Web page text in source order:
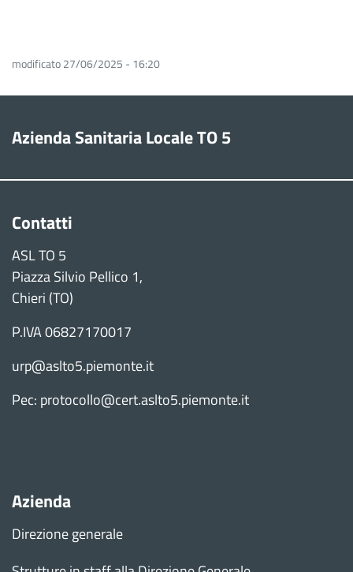
modificato 27/06/2025 - 16:20
Azienda Sanitaria Locale TO 5
Contatti
ASL TO 5
Piazza Silvio Pellico 1,
Chieri (TO)
P.IVA 06827170017
urp@aslto5.piemonte.it
Pec: protocollo@cert.aslto5.piemonte.it
Azienda
Direzione generale